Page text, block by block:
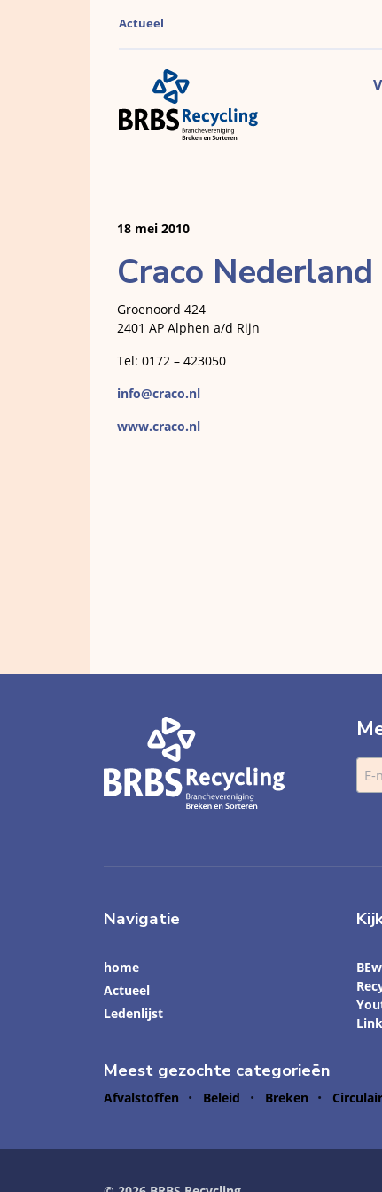
Actueel
18 mei 2010
Craco Nederland
Groenoord 424
2401 AP Alphen a/d Rijn
Tel: 0172 – 423050
info@craco.nl
www.craco.nl
Navigatie
home
Actueel
Ledenlijst
Meest gezochte categorieën
Afvalstoffen Beleid Breken